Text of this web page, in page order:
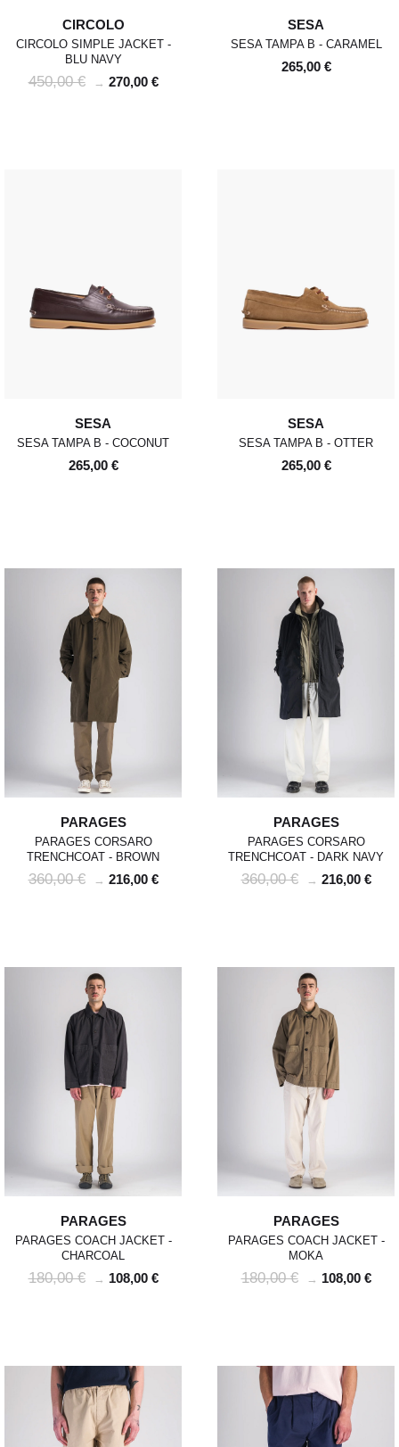
CIRCOLO
CIRCOLO SIMPLE JACKET -
BLU NAVY
450,00 € → 270,00 €
SESA
SESA TAMPA B - CARAMEL
265,00 €
SESA
SESA TAMPA B - COCONUT
265,00 €
SESA
SESA TAMPA B - OTTER
265,00 €
PARAGES
PARAGES CORSARO
TRENCHCOAT - BROWN
360,00 € → 216,00 €
PARAGES
PARAGES CORSARO
TRENCHCOAT - DARK NAVY
360,00 € → 216,00 €
PARAGES
PARAGES COACH JACKET -
CHARCOAL
180,00 € → 108,00 €
PARAGES
PARAGES COACH JACKET -
MOKA
180,00 € → 108,00 €